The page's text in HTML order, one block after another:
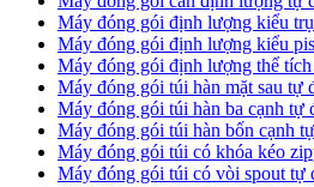
Máy đóng gói định lượng kiểu
Máy đóng gói định lượng kiểu
Máy đóng gói định lượng thể
Máy đóng gói túi hàn mặt sau tự
Máy đóng gói túi hàn ba cạnh tự
Máy đóng gói túi hàn bốn cạnh
Máy đóng gói túi có khóa kéo
Máy đóng gói túi có vòi spout tự